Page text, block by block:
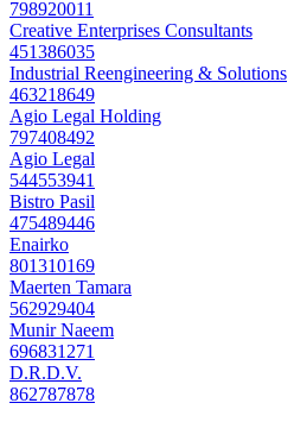
798920011
Creative Enterprises Consultants
451386035
Industrial Reengineering & Solutions
463218649
Agio Legal Holding
797408492
Agio Legal
544553941
Bistro Pasil
475489446
Enairko
801310169
Maerten Tamara
562929404
Munir Naeem
696831271
D.R.D.V.
862787878